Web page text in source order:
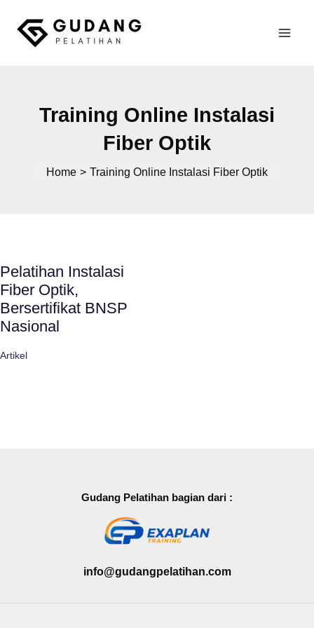
content
Training Online Instalasi
Fiber Optik
Home Training Online Instalasi Fiber Optik
Pelatihan Instalasi
Fiber Optik,
Bersertifikat BNSP
Nasional
Artikel
Gudang Pelatihan bagian dari :
info@gudangpelatihan.com